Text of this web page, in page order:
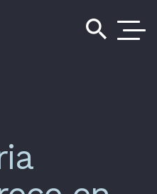
search